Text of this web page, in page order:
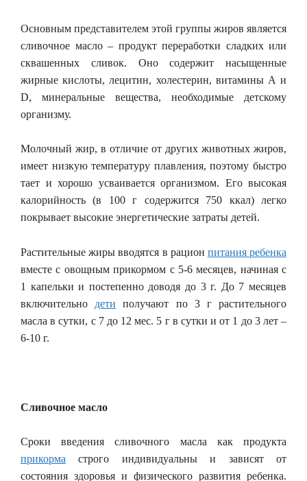
Основным представителем этой группы жиров является
сливочное масло – продукт переработки сладких или
сквашенных сливок. Оно содержит насыщенные
жирные кислоты, лецитин, холестерин, витамины А и
D, минеральные вещества, необходимые детскому
организму.
Молочный жир, в отличие от других животных жиров,
имеет низкую температуру плавления, поэтому быстро
тает и хорошо усваивается организмом. Его высокая
калорийность (в 100 г содержится 750 ккал) легко
покрывает высокие энергетические затраты детей.
Растительные жиры вводятся в рацион питания ребенка
вместе с овощным прикормом с 5-6 месяцев, начиная с
1 капельки и постепенно доводя до 3 г. До 7 месяцев
включительно дети получают по 3 г растительного
масла в сутки, с 7 до 12 мес. 5 г в сутки и от 1 до 3 лет –
6-10 г.
Сливочное масло
Сроки введения сливочного масла как продукта
прикорма строго индивидуальны и зависят от
состояния здоровья и физического развития ребенка.